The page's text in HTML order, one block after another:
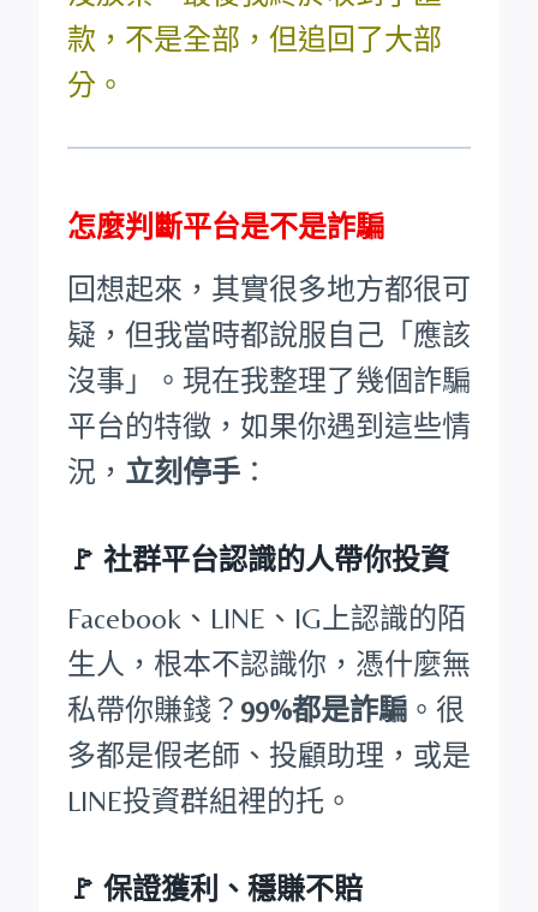
款，不是全部，但追回了大部
分。
怎麼判斷平台是不是詐騙
回想起來，其實很多地方都很可
疑，但我當時都說服自己「應該
沒事」。現在我整理了幾個詐騙
平台的特徵，如果你遇到這些情
況， 立刻停手 ：
🚩 社群平台認識的人帶你投資
Facebook、LINE、IG上認識的陌
生人，根本不認識你，憑什麼無
私帶你賺錢？ 99%都是詐騙 。很
多都是假老師、投顧助理，或是
LINE投資群組裡的托。
🚩 保證獲利、穩賺不賠